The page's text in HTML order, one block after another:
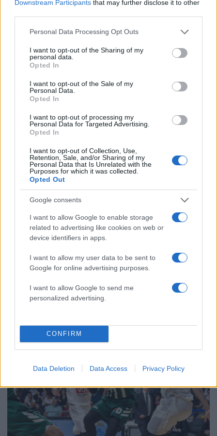
Downstream Participants that may further disclose it to other
Please note that this website/app uses one or more Google
not limited to your visit or usage behaviour. You may click to
grant or deny consent to Google and its third-party tags to
use your data for below specified purposes in below Google
consent section.
Personal Data Processing Opt Outs
I want to opt-out of the Sharing of my
personal data.
Opted In
I want to opt-out of the Sale of my
Personal Data.
Opted In
I want to opt-out of processing my
Personal Data for Targeted Advertising.
Opted In
I want to opt-out of Collection, Use,
Retention, Sale, and/or Sharing of my
Personal Data that Is Unrelated with the
Purposes for which it was collected.
Opted Out
Google consents
I want to allow Google to enable storage
related to advertising like cookies on web or
device identifiers in apps.
I want to allow my user data to be sent to
Google for online advertising purposes.
I want to allow Google to send me
personalized advertising.
CONFIRM
Data Deletion Data Access Privacy Policy
12:5505.12.18
τον όμιλο
29.11.18
Διαπραγματεύσεις υπό όρους για την ένταξη
Αλβανίας και ΠΓΔΜ στην ΕΕ – Ποιες οι
προϋποθέσεις